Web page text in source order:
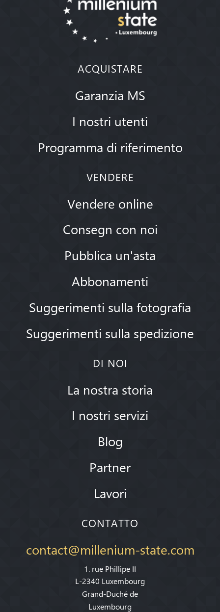
ACQUISTARE
Garanzia MS
I nostri utenti
Programma di riferimento
VENDERE
Vendere online
Consegn con noi
Pubblica un'asta
Abbonamenti
Suggerimenti sulla fotografia
Suggerimenti sulla spedizione
DI NOI
La nostra storia
I nostri servizi
Blog
Partner
Lavori
CONTATTO
contact@millenium-state.com
1. rue Phillipe II
L-2340 Luxembourg
Grand-Duché de
Luxembourg